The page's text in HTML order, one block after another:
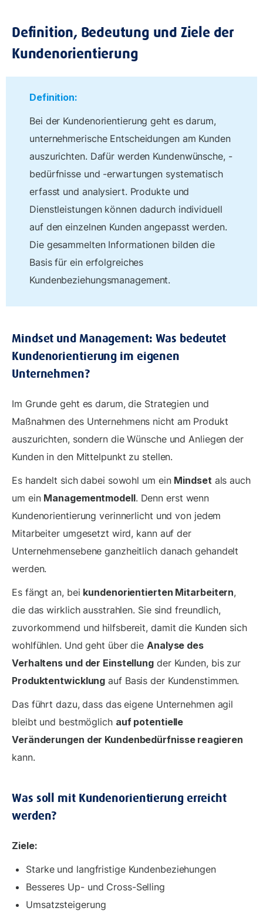
Definition, Bedeutung und Ziele der
Kundenorientierung
Definition:
Bei der Kundenorientierung geht es darum,
unternehmerische Entscheidungen am Kunden
auszurichten. Dafür werden Kundenwünsche, -
bedürfnisse und -erwartungen systematisch
erfasst und analysiert. Produkte und
Dienstleistungen können dadurch individuell
auf den einzelnen Kunden angepasst werden.
Die gesammelten Informationen bilden die
Basis für ein erfolgreiches
Kundenbeziehungsmanagement.
Mindset und Management: Was bedeutet
Kundenorientierung im eigenen
Unternehmen?
Im Grunde geht es darum, die Strategien und
Maßnahmen des Unternehmens nicht am Produkt
auszurichten, sondern die Wünsche und Anliegen der
Kunden in den Mittelpunkt zu stellen.
Es handelt sich dabei sowohl um ein Mindset als auch
um ein Managementmodell. Denn erst wenn
Kundenorientierung verinnerlicht und von jedem
Mitarbeiter umgesetzt wird, kann auf der
Unternehmensebene ganzheitlich danach gehandelt
werden.
Es fängt an, bei kundenorientierten Mitarbeitern,
die das wirklich ausstrahlen. Sie sind freundlich,
zuvorkommend und hilfsbereit, damit die Kunden sich
wohlfühlen. Und geht über die Analyse des
Verhaltens und der Einstellung der Kunden, bis zur
Produktentwicklung auf Basis der Kundenstimmen.
Das führt dazu, dass das eigene Unternehmen agil
bleibt und bestmöglich auf potentielle
Veränderungen der Kundenbedürfnisse reagieren
kann.
Was soll mit Kundenorientierung erreicht
werden?
Ziele:
Starke und langfristige Kundenbeziehungen
Besseres Up- und Cross-Selling
Umsatzsteigerung